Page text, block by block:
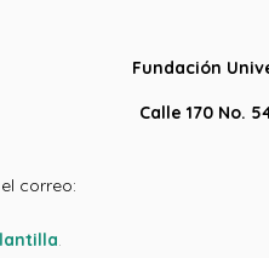
Fundación
Calle 170 No.
correo:
.